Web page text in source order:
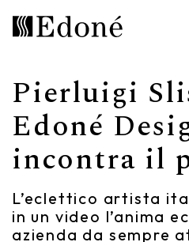
Pierluigi
Edoné
incontra il
L’eclettico artista
in un video l’anima
azienda da sempre
Calipso
Chrono 38/44
Rivestimenti
Specchiere
Miscelatori
Made in Italy
Finiture e materiali